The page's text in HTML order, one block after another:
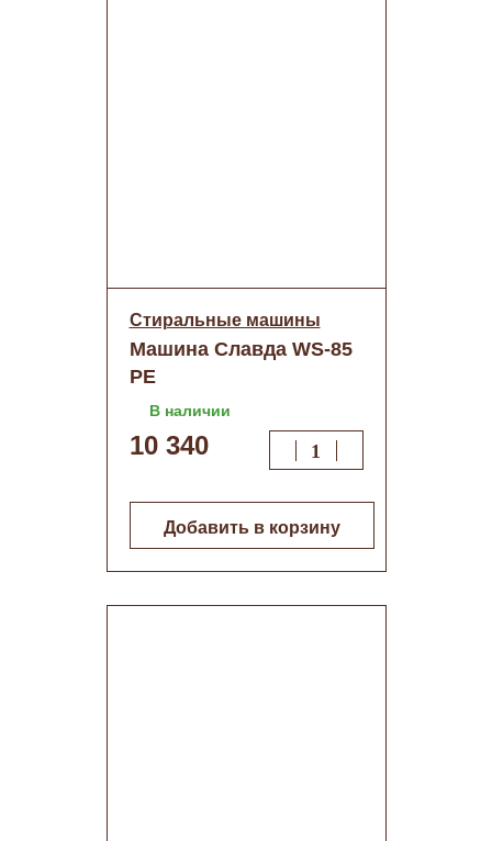
Стиральные машины
Машина Славда WS-85
PE
В наличии
10 340
Добавить в корзину